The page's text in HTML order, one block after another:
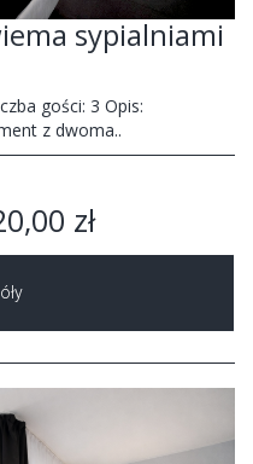
sypialniami
gości: 3 Opis:
z dwoma..
zł